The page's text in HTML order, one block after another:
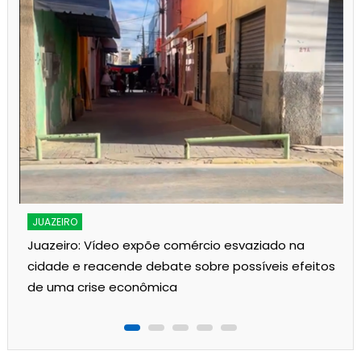
JUAZEIRO
Juazeiro: Vídeo expõe comércio esvaziado na
cidade e reacende debate sobre possíveis efeitos
de uma crise econômica